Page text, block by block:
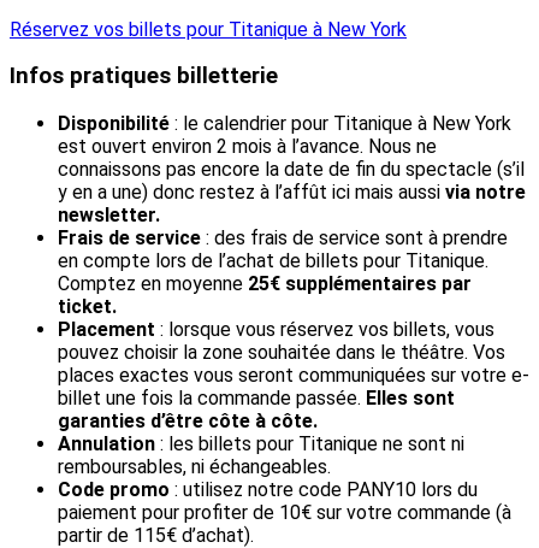
Réservez vos billets pour Titanique à New York
Infos pratiques billetterie
Disponibilité : le calendrier pour Titanique à New York
est ouvert environ 2 mois à l’avance. Nous ne
connaissons pas encore la date de fin du spectacle (s’il
y en a une) donc restez à l’affût ici mais aussi via notre
newsletter.
Frais de service : des frais de service sont à prendre
en compte lors de l’achat de billets pour Titanique.
Comptez en moyenne 25€ supplémentaires par
ticket.
Placement : lorsque vous réservez vos billets, vous
pouvez choisir la zone souhaitée dans le théâtre. Vos
places exactes vous seront communiquées sur votre e-
billet une fois la commande passée. Elles sont
garanties d’être côte à côte.
Annulation : les billets pour Titanique ne sont ni
remboursables, ni échangeables.
Code promo : utilisez notre code PANY10 lors du
paiement pour profiter de 10€ sur votre commande (à
partir de 115€ d’achat).